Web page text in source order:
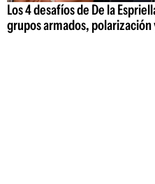
Los 4 desafíos de De la
grupos armados,